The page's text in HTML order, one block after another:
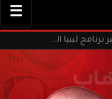
☰
بطاقة أمنية لمن اطلق سراحهم عبر برنامج ليبيا الغد المراجعات داخل السجون الليبية.